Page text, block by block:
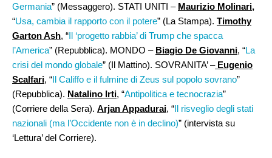
Germania” (Messaggero). STATI UNITI – Maurizio Molinari,
“Usa, cambia il rapporto con il potere” (La Stampa). Timothy
Garton Ash, “Il ‘progetto rabbia’ di Trump che spacca
l’America” (Repubblica). MONDO – Biagio De Giovanni, “La
crisi del mondo globale” (Il Mattino). SOVRANITA’ –Eugenio
Scalfari, “Il Califfo e il fulmine di Zeus sul popolo sovrano”
(Repubblica). Natalino Irti, “Antipolitica e tecnocrazia”
(Corriere della Sera). Arjan Appadurai, “Il risveglio degli stati
nazionali (ma l’Occidente non è in declino)” (intervista su
‘Lettura’ del Corriere).